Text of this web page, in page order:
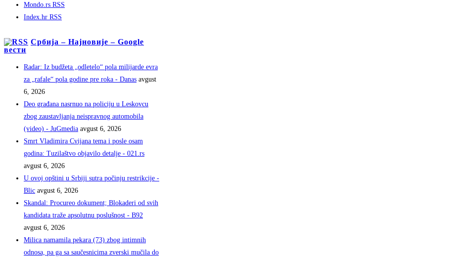
Mondo.rs RSS
Index.hr RSS
Србија – Најновије – Google
вести
Radar: Iz budžeta „odletelo“ pola milijarde evra
za „rafale“ pola godine pre roka - Danas avgust
6, 2026
Deo građana nasrnuo na policiju u Leskovcu
zbog zaustavljanja neispravnog automobila
(video) - JuGmedia avgust 6, 2026
Smrt Vladimira Cvijana tema i posle osam
godina: Tuzilaštvo objavilo detalje - 021.rs
avgust 6, 2026
U ovoj opštini u Srbiji sutra počinju restrikcije -
Blic avgust 6, 2026
Skandal: Procureo dokument; Blokaderi od svih
kandidata traže apsolutnu poslušnost - B92
avgust 6, 2026
Milica namamila pekara (73) zbog intimnih
odnosa, pa ga sa saučesnicima zverski mučila do